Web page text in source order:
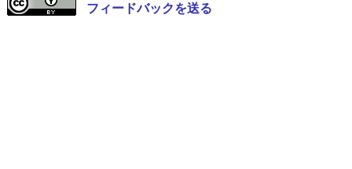
フィードバックを送る